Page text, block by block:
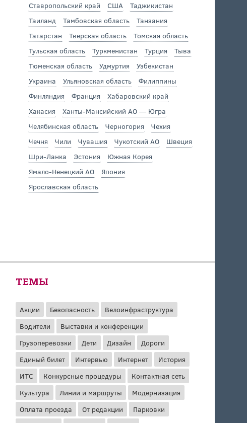
Ставропольский край
США
Таджикистан
Таиланд
Тамбовская область
Танзания
Татарстан
Тверская область
Томская область
Тульская область
Туркменистан Турция
Тыва
Тюменская область
Удмуртия
Узбекистан
Украина
Ульяновская область
Филиппины
Финляндия
Франция
Хабаровский край
Хакасия
Ханты-Мансийский АО — Югра
Челябинская область
Черногория
Чехия
Чечня
Чили Чувашия Чукотский АО
Швеция
Шри-Ланка
Эстония
Южная Корея
Ямало-Ненецкий АО
Япония
Ярославская область
ТЕМЫ
Акции Безопасность
Велоинфраструктура
Водители
Выставки и конференции
Грузоперевозки
Дети Дизайн
Дороги
Единый билет
Интервью Интернет
История
ИТС
Конкурсные процедуры
Контактная сеть
Культура
Линии и маршруты
Модернизация
Оплата проезда
От редакции
Парковки